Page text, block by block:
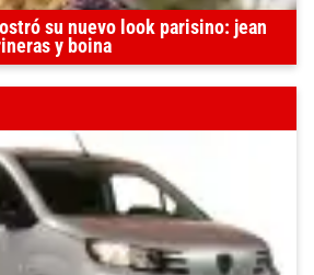
su nuevo look parisino: jean
y boina